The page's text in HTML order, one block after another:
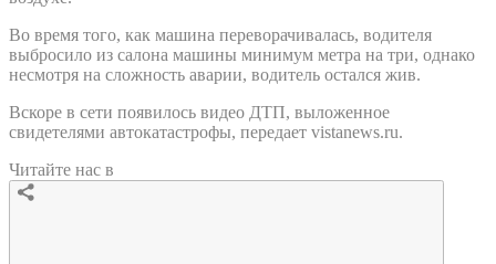
Во время того, как машина переворачивалась, водителя
выбросило из салона машины минимум метра на три, однако
несмотря на сложность аварии, водитель остался жив.
Вскоре в сети появилось видео ДТП, выложенное
свидетелями автокатастрофы, передает vistanews.ru.
Читайте нас в